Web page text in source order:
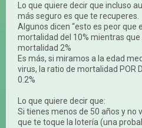
Lo que quiere decir que incluso
más seguro es que te recuperes.
Algunos dicen “esto es peor que
mortalidad del 10% mientras que
mortalidad 2%
Es más, si miramos a la edad
virus, la ratio de mortalidad POR
0.2%
Lo que quiere decir que:
Si tienes menos de 50 años y no
que te toque la lotería (una